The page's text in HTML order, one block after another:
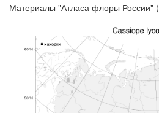
Материалы "Атласа флоры России" (